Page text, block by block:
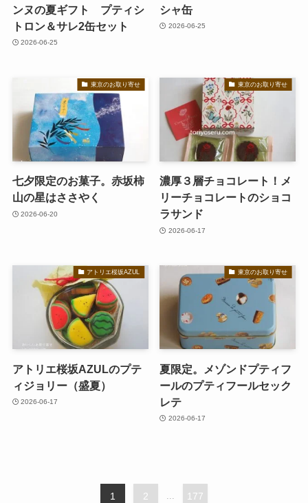
ンヌの夏ギフト プティシ
トロン＆サレ2缶セット
2026-06-25
シャ缶
2026-06-25
東京のお取り寄せ
七夕限定のお菓子。赤坂柿
山の星はささやく
2026-06-20
東京のお取り寄せ
濃厚３層チョコレート！メ
リーチョコレートのショコ
ラサンド
2026-06-17
アトリエ桜坂AZUL
アトリエ桜坂AZULのプテ
ィジョリー（盛夏）
2026-06-17
東京のお取り寄せ
夏限定。メゾンドプティフ
ールのプティフールセック
レテ
2026-06-17
1 2 ... 177